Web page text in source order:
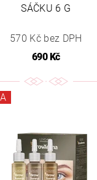
SÁČKU 6 G
570 Kč bez DPH
690 Kč